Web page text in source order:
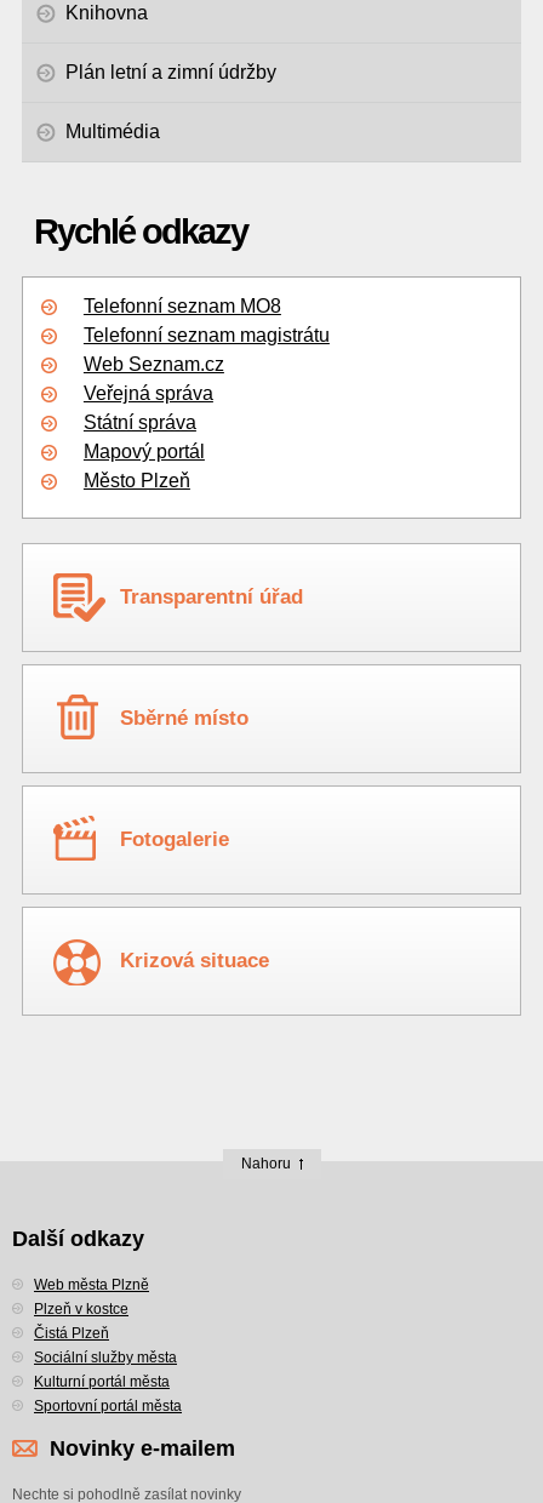
Knihovna
Plán letní a zimní údržby
Multimédia
Rychlé odkazy
Telefonní seznam MO8
Telefonní seznam magistrátu
Web Seznam.cz
Veřejná správa
Státní správa
Mapový portál
Město Plzeň
Transparentní úřad
Sběrné místo
Fotogalerie
Krizová situace
Nahoru
Další odkazy
Web města Plzně
Plzeň v kostce
Čistá Plzeň
Sociální služby města
Kulturní portál města
Sportovní portál města
Novinky e-mailem
Nechte si pohodlně zasílat novinky